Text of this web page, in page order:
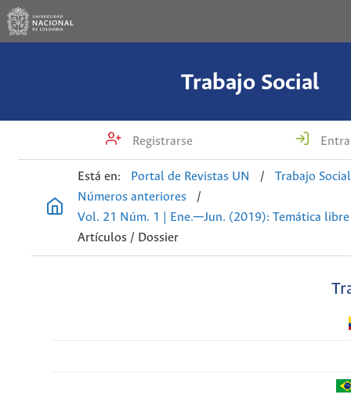
Trabajo Social
Registrarse
Está en: Portal de Revistas UN /
Trabajo Social
Números anteriores
/
Vol. 21 Núm. 1 | Ene.─Jun. (2019): Temática libre
Artículos / Dossier